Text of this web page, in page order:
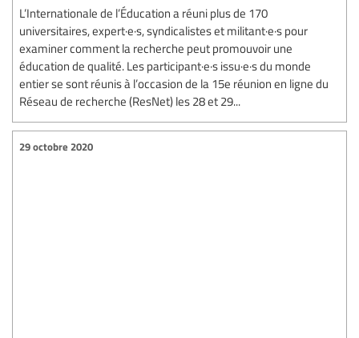
L’Internationale de l’Éducation a réuni plus de 170
universitaires, expert·e·s, syndicalistes et militant·e·s pour
examiner comment la recherche peut promouvoir une
éducation de qualité. Les participant·e·s issu·e·s du monde
entier se sont réunis à l’occasion de la 15e réunion en ligne du
Réseau de recherche (ResNet) les 28 et 29...
29 octobre 2020